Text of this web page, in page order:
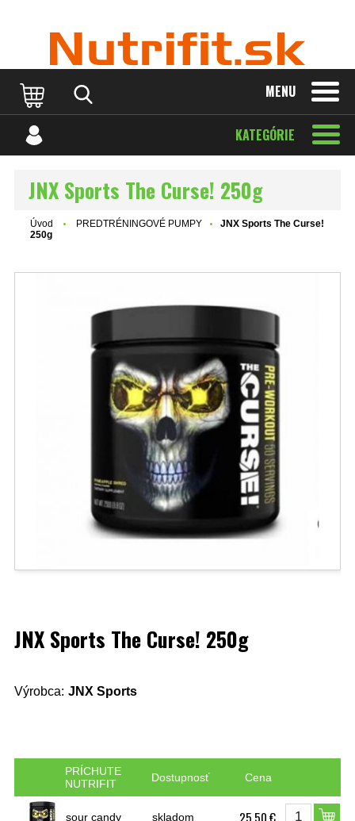
MENU
KATEGÓRIE
JNX Sports The Curse! 250g
Úvod PREDTRÉNINGOVÉ PUMPY
JNX Sports The Curse!
250g
JNX Sports The Curse! 250g
Výrobca: JNX Sports
PRÍCHUTE
NUTRIFIT
Dostupnosť Cena
sour candy skladom 25,50 €